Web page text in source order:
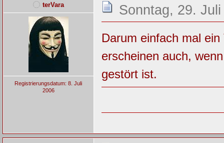
terVara
Registrierungsdatum: 8. Juli
2006
Sonntag, 29.
Darum einfach mal
erscheinen auch,
gestört ist.